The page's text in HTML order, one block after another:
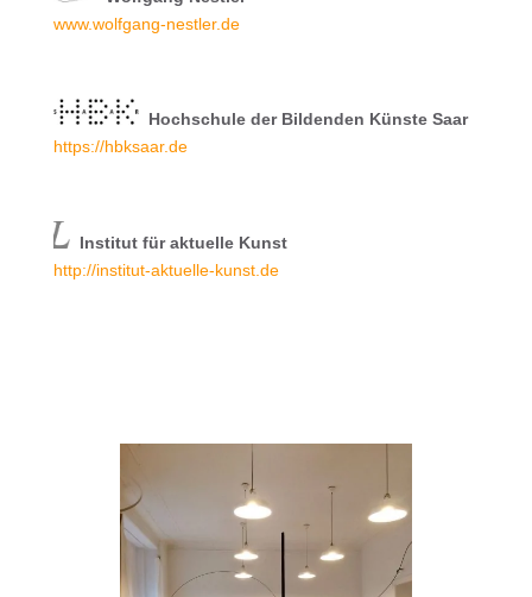
www.wolfgang-nestler.de
Hochschule der Bildenden Künste Saar
https://hbksaar.de
Institut für aktuelle Kunst
http://institut-aktuelle-kunst.de